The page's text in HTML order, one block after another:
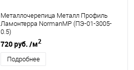
Металлочерепица Металл Профиль
Ламонтерра NormanMP (ПЭ-01-3005-
0.5)
720 руб. /м2
Подробнее